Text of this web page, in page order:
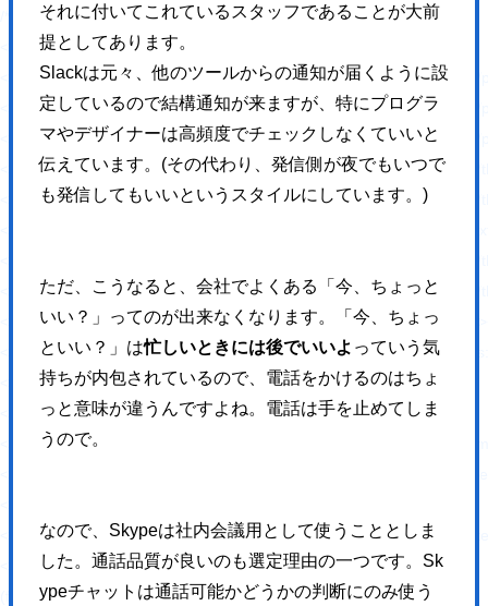
それに付いてこれているスタッフであることが大前
提としてあります。
Slackは元々、他のツールからの通知が届くように設
定しているので結構通知が来ますが、特にプログラ
マやデザイナーは高頻度でチェックしなくていいと
伝えています。(その代わり、発信側が夜でもいつで
も発信してもいいというスタイルにしています。)
ただ、こうなると、会社でよくある「今、ちょっと
いい？」ってのが出来なくなります。「今、ちょっ
といい？」は忙しいときには後でいいよ っていう気
持ちが内包されているので、電話をかけるのはちょ
っと意味が違うんですよね。電話は手を止めてしま
うので。
なので、Skypeは社内会議用として使うこととしま
した。通話品質が良いのも選定理由の一つです。Sk
ypeチャットは通話可能かどうかの判断にのみ使う
/* ]]> */
</script>
<script type='text/javascript' src='https://hajimecreate.com/wp-
<script type='text/javascript' src='https://hajimecreate.com/wp-
<script type='text/javascript' src='https://hajimecreate.com/wp-
<script type='text/javascript' src='https://hajimecreate.com/wp-
<script type='text/javascript' src='https://hajimecreate.com/wp-
<script type='text/javascript' src='https://hajimecreate.com/wp-
<link rel="https://api.w.org/" href="https://hajimecreate.com/wp-json/
<link rel="wlwmanifest" type="application/wlwmanifest+xml"
<meta name="generator" content="WordPress 5.8.1" />
<link rel='shortlink' href='https://wp.me/P9lQxV-5' />
<link rel="alternate" type="application/json+oembed" href="https://
<style type='text/css'>img#wpstats{display:none}</style><style
<!-- BEGIN: WP Social Bookmarking Light HEAD --><script>
(function (d, s, id) {